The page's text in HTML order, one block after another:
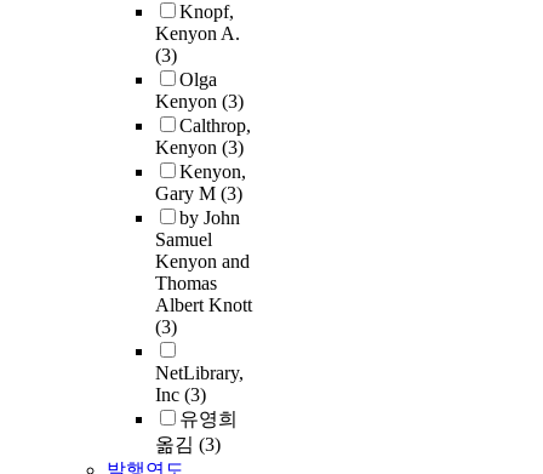
Knopf,
Kenyon A.
(3)
Olga
Kenyon (3)
Calthrop,
Kenyon (3)
Kenyon,
Gary M (3)
by John
Samuel
Kenyon and
Thomas
Albert Knott
(3)
NetLibrary,
Inc (3)
유영희
옮김 (3)